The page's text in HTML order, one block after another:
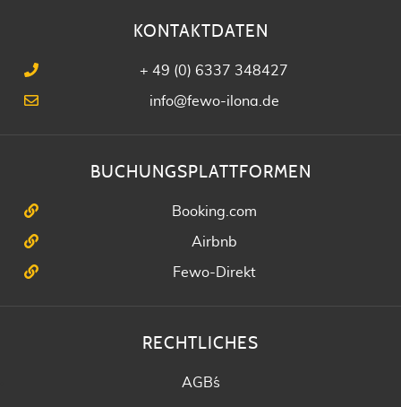
KONTAKTDATEN
+ 49 (0) 6337 348427
info@fewo-ilona.de
BUCHUNGSPLATTFORMEN
Booking.com
Airbnb
Fewo-Direkt
RECHTLICHES
AGB´s